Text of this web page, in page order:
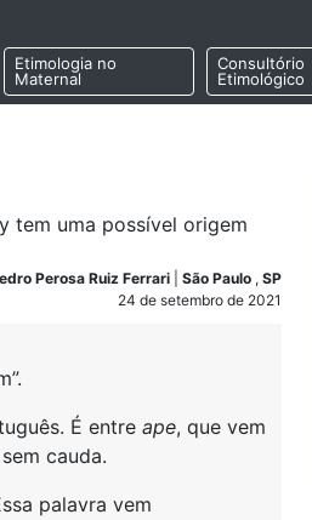
Etimologia no
Maternal
Consultório
Etimológico
tem uma possível origem
Perosa Ruiz Ferrari São Paulo , SP
24 de setembro de 2021
É entre ape, que vem
cauda.
palavra vem